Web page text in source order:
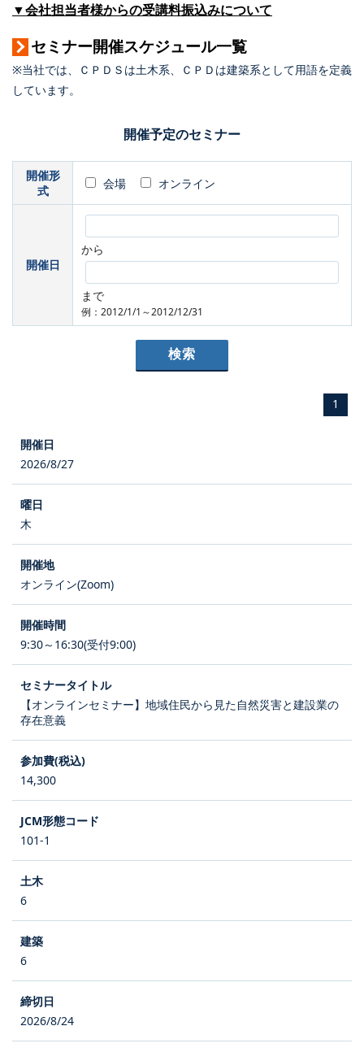
▼会社担当者様からの受講料振込みについて
セミナー開催スケジュール一覧
※当社では、ＣＰＤＳは土木系、ＣＰＤは建築系として用語を定義
しています。
開催予定のセミナー
開催形
式
会場 オンライン
開催日
から
まで
例：2012/1/1～2012/12/31
1
2026/8/27
木
オンライン(Zoom)
9:30～16:30(受付9:00)
【オンラインセミナー】地域住民から見た自然災害と建設業の
存在意義
14,300
101-1
6
6
2026/8/24